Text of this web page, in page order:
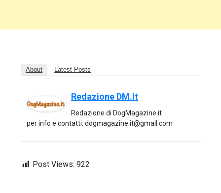
About Latest Posts
Redazione DM.it
Redazione di DogMagazine.it
per info e contatti: dogmagazine.it@gmail.com
Post Views: 922